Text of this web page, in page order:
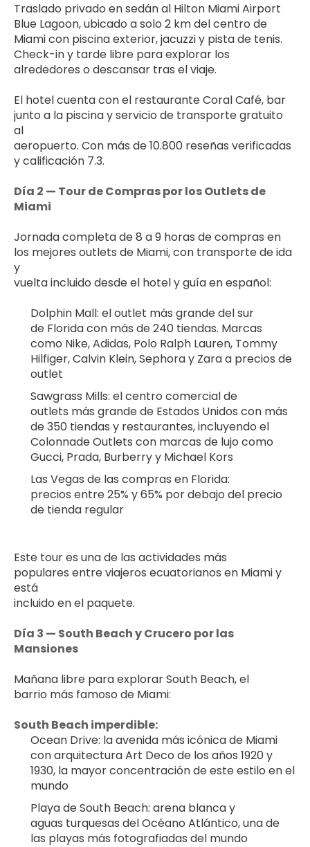
Traslado privado en sedán al Hilton Miami Airport
Blue Lagoon, ubicado a solo 2 km del centro de
Miami con piscina exterior, jacuzzi y pista de tenis.
Check-in y tarde libre para explorar los
alrededores o descansar tras el viaje.
El hotel cuenta con el restaurante Coral Café, bar
junto a la piscina y servicio de transporte gratuito
al
aeropuerto. Con más de 10.800 reseñas verificadas
y calificación 7.3.
Día 2 — Tour de Compras por los Outlets de
Miami
Jornada completa de 8 a 9 horas de compras en
los mejores outlets de Miami, con transporte de ida
y
vuelta incluido desde el hotel y guía en español:
Dolphin Mall: el outlet más grande del sur
de Florida con más de 240 tiendas. Marcas
como Nike, Adidas, Polo Ralph Lauren, Tommy
Hilfiger, Calvin Klein, Sephora y Zara a precios de
outlet
Sawgrass Mills: el centro comercial de
outlets más grande de Estados Unidos con más
de 350 tiendas y restaurantes, incluyendo el
Colonnade Outlets con marcas de lujo como
Gucci, Prada, Burberry y Michael Kors
Las Vegas de las compras en Florida:
precios entre 25% y 65% por debajo del precio
de tienda regular
Este tour es una de las actividades más
populares entre viajeros ecuatorianos en Miami y
está
incluido en el paquete.
Día 3 — South Beach y Crucero por las
Mansiones
Mañana libre para explorar South Beach, el
barrio más famoso de Miami:
South Beach imperdible:
Ocean Drive: la avenida más icónica de Miami
con arquitectura Art Deco de los años 1920 y
1930, la mayor concentración de este estilo en el
mundo
Playa de South Beach: arena blanca y
aguas turquesas del Océano Atlántico, una de
las playas más fotografiadas del mundo